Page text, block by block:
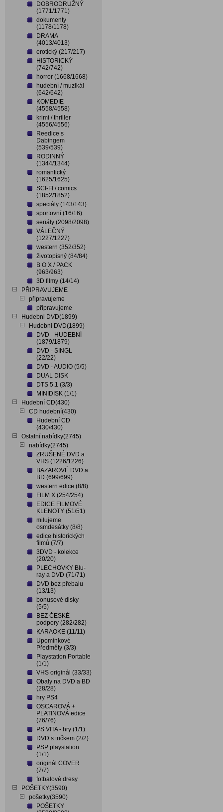
DOBRODRUŽNÝ
(1771/1771)
dokumenty
(1178/1178)
DRAMA
(4013/4013)
erotický (217/217)
HISTORICKÝ
(742/742)
horror (1668/1668)
hudební / muzikál
(642/642)
KOMEDIE
(4558/4558)
krimi / thriller
(4556/4556)
Reedice s
Dabingem
(539/539)
RODINNÝ
(1344/1344)
romantický
(1625/1625)
SCI-FI / comics
(1852/1852)
speciály (143/143)
sportovní (16/16)
seriály (2098/2098)
VÁLEČNÝ
(1227/1227)
western (352/352)
životopisný (84/84)
B O X / PACK
(963/963)
3D filmy (14/14)
PŘIPRAVUJEME
připravujeme
připravujeme
Hudebni DVD(1899)
Hudebni DVD(1899)
DVD - HUDEBNÍ
(1879/1879)
DVD - SINGL
(22/22)
DVD - AUDIO (5/5)
DUAL DISK
DTS 5.1 (3/3)
MINIDISK (1/1)
Hudební CD(430)
CD hudební(430)
Hudební CD
(430/430)
Ostatní nabídky(2745)
nabídky(2745)
ZRUŠENÉ DVD a
VHS (1226/1226)
BAZAROVÉ DVD a
BD (699/699)
western edice (8/8)
FILM X (254/254)
EDICE FILMOVÉ
KLENOTY (51/51)
milujeme
osmdesátky (8/8)
edice historických
filmů (7/7)
3DVD - kolekce
(20/20)
PLECHOVKY Blu-
ray a DVD (71/71)
DVD bez přebalu
(13/13)
bonusové disky
(5/5)
BEZ ČESKÉ
podpory (282/282)
KARAOKE (11/11)
Upomínkové
Předměty (3/3)
Playstation Portable
(1/1)
VHS originál (33/33)
Obaly na DVD a BD
(28/28)
hry PS4
OSCAROVÁ +
PLATINOVÁ edice
(76/76)
PS VITA - hry (1/1)
DVD s tričkem (2/2)
PSP playstation
(1/1)
originál COVER
(7/7)
fotbalové dresy
POŠETKY(3590)
pošetky(3590)
POŠETKY